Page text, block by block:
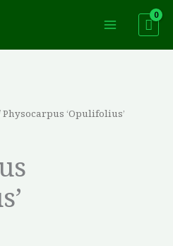
Physocarpus ‘Opulifolius’